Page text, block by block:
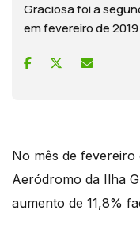
Graciosa foi a
em fevereiro de 2019
No mês de fevereiro
Aeródromo da Ilha
aumento de 11,8%